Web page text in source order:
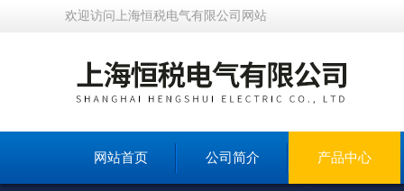
欢迎访问上海恒税电气有限公司网站
网站首页 公司简介 产品中心